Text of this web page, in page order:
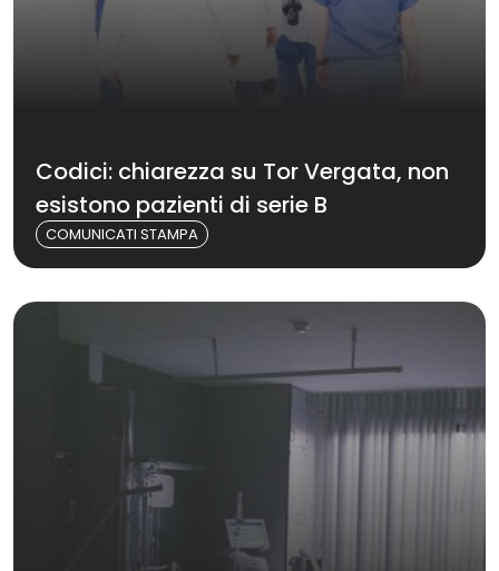
Codici: chiarezza su Tor Vergata, non
esistono pazienti di serie B
COMUNICATI STAMPA